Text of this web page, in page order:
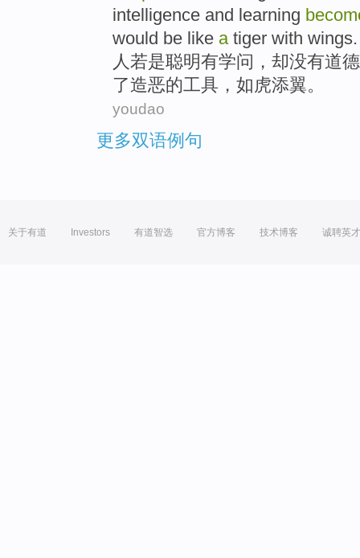
intelligence and learning
would be like atiger with wings.
人若是聪明有学问， 却没有道德
了造恶的工具 ，如虎添翼。
youdao
更多双语例句
关于有道 Investors 有道智选 官方博客 技术博客 诚聘英才